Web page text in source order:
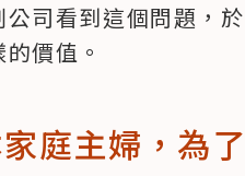
司看到這個問題，
價值。
庭主婦，為